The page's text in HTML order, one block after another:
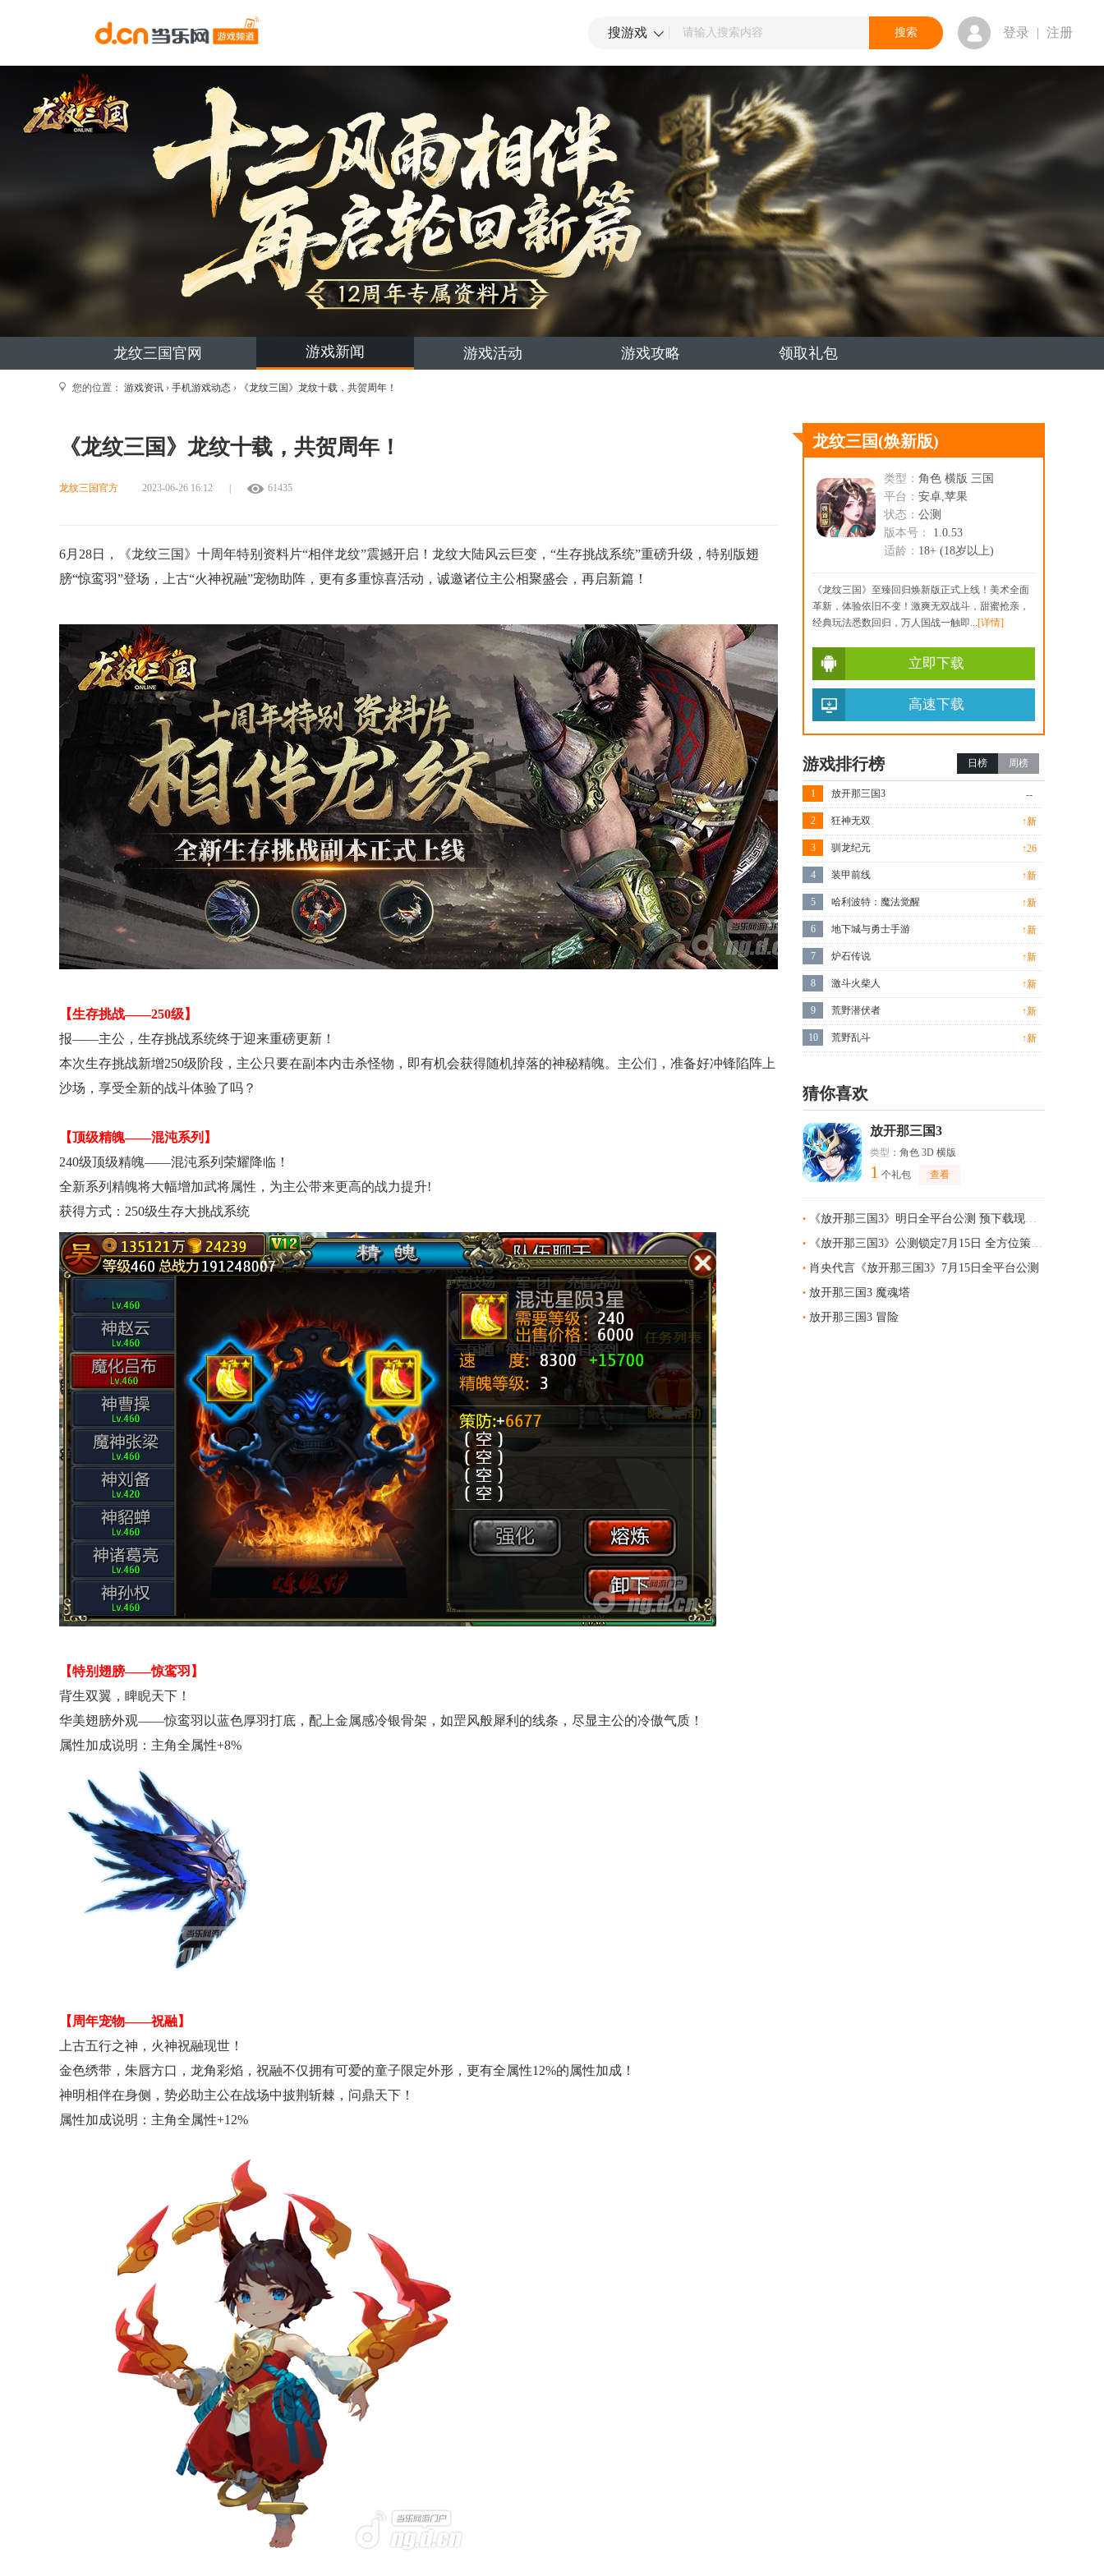
搜游戏 登录 | 注册
龙纹三国官网 游戏新闻 游戏活动 游戏攻略 领取礼包
您的位置： 游戏资讯 › 手机游戏动态 › 《龙纹三国》龙纹十载，共贺周年！
《龙纹三国》龙纹十载，共贺周年！
龙纹三国官方 2023-06-26 16:12 61435
6月28日，《龙纹三国》十周年特别资料片“相伴龙纹”震撼开启！龙纹大陆风云巨变，“生存挑战系统”重磅升级，特别版翅
膀“惊鸾羽”登场，上古“火神祝融”宠物助阵，更有多重惊喜活动，诚邀诸位主公相聚盛会，再启新篇！
【生存挑战——250级】
报——主公，生存挑战系统终于迎来重磅更新！
本次生存挑战新增250级阶段，主公只要在副本内击杀怪物，即有机会获得随机掉落的神秘精魄。主公们，准备好冲锋陷阵上
沙场，享受全新的战斗体验了吗？
【顶级精魄——混沌系列】
240级顶级精魄——混沌系列荣耀降临！
全新系列精魄将大幅增加武将属性，为主公带来更高的战力提升!
获得方式：250级生存大挑战系统
【特别翅膀——惊鸾羽】
背生双翼，睥睨天下！
华美翅膀外观——惊鸾羽以蓝色厚羽打底，配上金属感冷银骨架，如罡风般犀利的线条，尽显主公的冷傲气质！
属性加成说明：主角全属性+8%
【周年宠物——祝融】
上古五行之神，火神祝融现世！
金色绣带，朱唇方口，龙角彩焰，祝融不仅拥有可爱的童子限定外形，更有全属性12%的属性加成！
神明相伴在身侧，势必助主公在战场中披荆斩棘，问鼎天下！
属性加成说明：主角全属性+12%
龙纹三国(焕新版)
类型： 角色 横版 三国
平台： 安卓,苹果
状态： 公测
版本号：
1.0.53
适龄： 18+ (18岁以上)
《龙纹三国》至臻回归焕新版正式上线！美术全面
革新，体验依旧不变！激爽无双战斗，甜蜜抢亲，
经典玩法悉数回归，万人国战一触即...[详情]
立即下载
高速下载
游戏排行榜 日榜 周榜
1 放开那三国3 --
2 狂神无双 ↑新
3 驯龙纪元 ↑26
4 装甲前线 ↑新
5 哈利波特：魔法觉醒 ↑新
6 地下城与勇士手游 ↑新
7 炉石传说 ↑新
8 激斗火柴人 ↑新
9 荒野潜伏者 ↑新
10 荒野乱斗 ↑新
猜你喜欢
放开那三国3
类型 ：角色 3D 横版
1 个礼包 查看
• 《放开那三国3》明日全平台公测 预下载现已开启
• 《放开那三国3》公测锁定7月15日 全方位策略体系智胜战场
• 肖央代言《放开那三国3》7月15日全平台公测
• 放开那三国3 魔魂塔
• 放开那三国3 冒险